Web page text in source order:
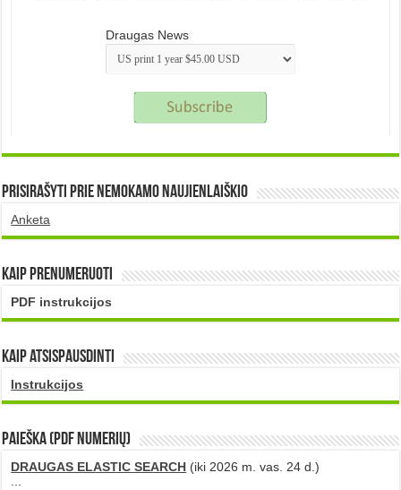
Draugas News
Prisirašyti prie nemokamo naujienlaiškio
Anketa
Kaip prenumeruoti
PDF instrukcijos
Kaip atsispausdinti
Instrukcijos
PAIEŠKA (PDF numerių)
DRAUGAS ELASTIC SEARCH (iki 2026 m. vas. 24 d.)
...